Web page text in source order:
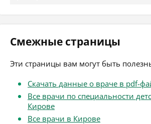
Смежные страницы
Эти страницы вам могут быть
Скачать данные о враче в pdf-
Все врачи по специальности
Кирове
Все врачи в Кирове